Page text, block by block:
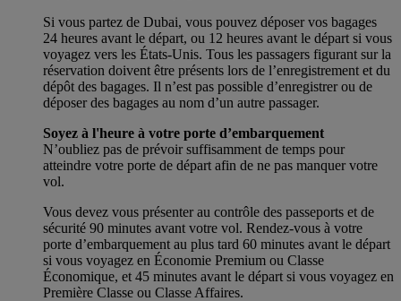
Si vous partez de Dubai, vous pouvez déposer vos bagages
24 heures avant le départ, ou 12 heures avant le départ si vous
voyagez vers les États-Unis. Tous les passagers figurant sur la
réservation doivent être présents lors de l’enregistrement et du
dépôt des bagages. Il n’est pas possible d’enregistrer ou de
déposer des bagages au nom d’un autre passager.
Soyez à l'heure à votre porte d’embarquement
N’oubliez pas de prévoir suffisamment de temps pour
atteindre votre porte de départ afin de ne pas manquer votre
vol.
Vous devez vous présenter au contrôle des passeports et de
sécurité 90 minutes avant votre vol. Rendez-vous à votre
porte d’embarquement au plus tard 60 minutes avant le départ
si vous voyagez en Économie Premium ou Classe
Économique, et 45 minutes avant le départ si vous voyagez en
Première Classe ou Classe Affaires.